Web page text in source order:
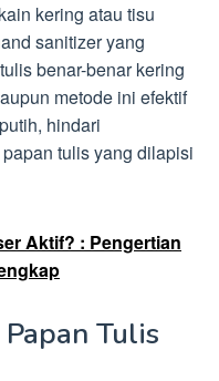
kering atau tisu
sanitizer yang
benar-benar kering
metode ini efektif
hindari
tulis yang dilapisi
Aktif? : Pengertian
Tulis